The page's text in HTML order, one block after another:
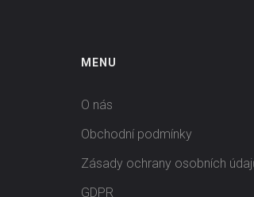
MENU
O nás
Obchodní podmínky
Zásady ochrany osobních
GDPR